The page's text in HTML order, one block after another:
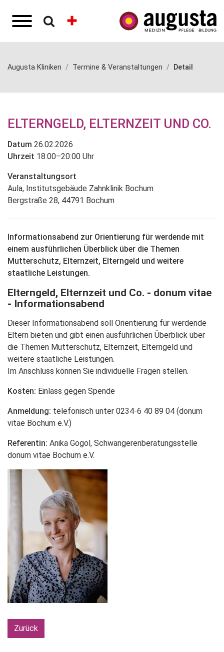
Augusta Kliniken Termine & Veranstaltungen Detail
ELTERNGELD, ELTERNZEIT UND CO.
Datum 26.02.2026
Uhrzeit 18:00–20:00 Uhr
Veranstaltungsort
Aula, Institutsgebäude Zahnklinik Bochum
Bergstraße 28, 44791 Bochum
Informationsabend zur Orientierung für werdende mit
einem ausführlichen Überblick über die Themen
Mutterschutz, Elternzeit, Elterngeld und weitere
staatliche Leistungen.
Elterngeld, Elternzeit und Co. - donum vitae
- Informationsabend
Dieser Informationsabend soll Orientierung für werdende
Eltern bieten und gibt einen ausführlichen Überblick über
die Themen Mutterschutz, Elternzeit, Elterngeld und
weitere staatliche Leistungen.
Im Anschluss können Sie individuelle Fragen stellen.
Kosten: Einlass gegen Spende
Anmeldung: telefonisch unter 0234-6 40 89 04 (donum
vitae Bochum e.V.)
Referentin: Anika Gogol, Schwangerenberatungsstelle
donum vitae Bochum e.V.
Zurück